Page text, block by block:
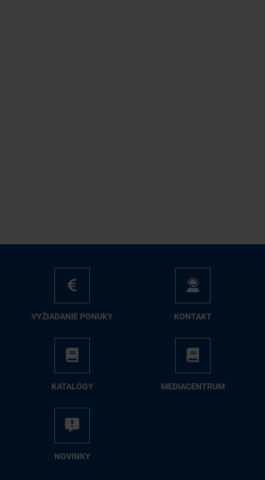
VY­ŽIA­DA­NIE PO­NU­KY KON­TAKT
KA­TA­LÓ­GY ME­DIA­CEN­TRUM
NO­VIN­KY